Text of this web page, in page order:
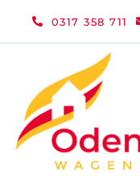
0317 358 711